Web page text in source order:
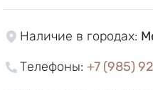
Наличие в городах:
Телефоны: +7 (985)